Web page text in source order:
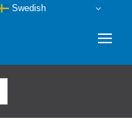
Swedish